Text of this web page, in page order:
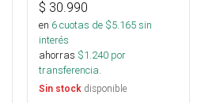
$ 30.990
en 6cuotas de $5.165sin
interés
ahorras $1.240 por
transferencia.
Sin stock disponible